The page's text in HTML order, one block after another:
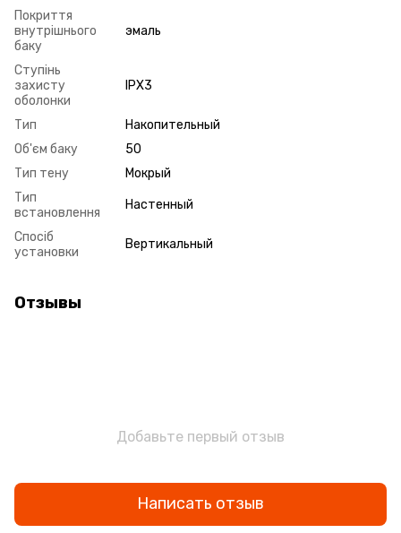
Покриття
внутрішнього
баку
эмаль
Ступінь
захисту
оболонки
IPX3
Тип
Накопительный
Об'єм баку
50
Тип тену
Мокрый
Тип
встановлення
Настенный
Спосіб
установки
Вертикальный
Отзывы
Добавьте первый отзыв
Написать отзыв